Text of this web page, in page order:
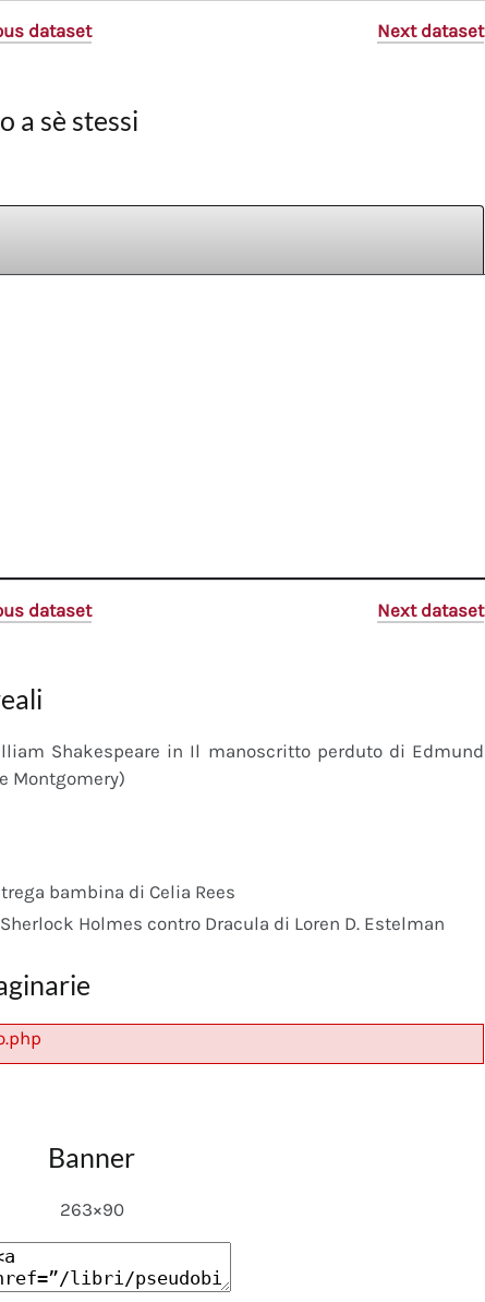
dataset Next dataset
a sè stessi
dataset Next dataset
Shakespeare in Il manoscritto perduto di Edmund
Montgomery)
bambina di Celia Rees
Holmes contro Dracula di Loren D. Estelman
Banner
263×90